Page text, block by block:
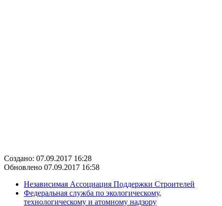
Создано: 07.09.2017 16:28
Обновлено 07.09.2017 16:58
Независимая Ассоциация Поддержки Строителей
Федеральная служба по экологическому,
технологическому и атомному надзору